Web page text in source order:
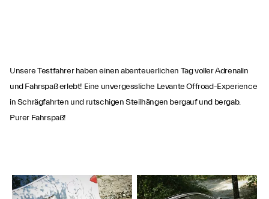
Unsere Testfahrer haben einen abenteuerlichen Tag voller Adrenalin
und Fahrspaß erlebt! Eine unvergessliche Levante Offroad-Experience
in Schrägfahrten und rutschigen Steilhängen bergauf und bergab.
Purer Fahrspaß!